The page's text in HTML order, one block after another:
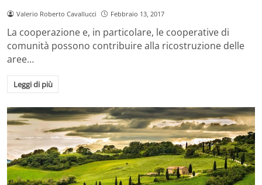
Valerio Roberto Cavallucci Febbraio 13, 2017
La cooperazione e, in particolare, le cooperative di
comunità possono contribuire alla ricostruzione delle
aree…
Leggi di più